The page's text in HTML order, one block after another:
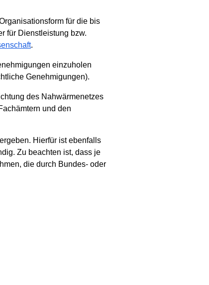
für die bis
für Dienstleistung bzw.
.
einzuholen
Genehmigungen).
des Nahwärmenetzes
und den
Hierfür ist ebenfalls
Zu beachten ist, dass je
die durch Bundes- oder